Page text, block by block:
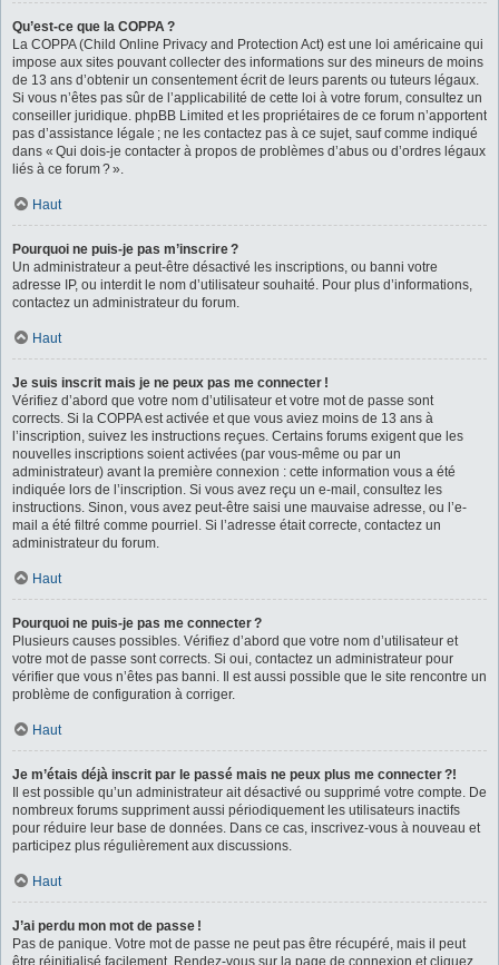
Qu’est-ce que la COPPA ?
La COPPA (Child Online Privacy and Protection Act) est une loi américaine qui
impose aux sites pouvant collecter des informations sur des mineurs de moins
de 13 ans d’obtenir un consentement écrit de leurs parents ou tuteurs légaux.
Si vous n’êtes pas sûr de l’applicabilité de cette loi à votre forum, consultez un
conseiller juridique. phpBB Limited et les propriétaires de ce forum n’apportent
pas d’assistance légale ; ne les contactez pas à ce sujet, sauf comme indiqué
dans « Qui dois-je contacter à propos de problèmes d’abus ou d’ordres légaux
liés à ce forum ? ».
Haut
Pourquoi ne puis-je pas m’inscrire ?
Un administrateur a peut-être désactivé les inscriptions, ou banni votre
adresse IP, ou interdit le nom d’utilisateur souhaité. Pour plus d’informations,
contactez un administrateur du forum.
Haut
Je suis inscrit mais je ne peux pas me connecter !
Vérifiez d’abord que votre nom d’utilisateur et votre mot de passe sont
corrects. Si la COPPA est activée et que vous aviez moins de 13 ans à
l’inscription, suivez les instructions reçues. Certains forums exigent que les
nouvelles inscriptions soient activées (par vous-même ou par un
administrateur) avant la première connexion : cette information vous a été
indiquée lors de l’inscription. Si vous avez reçu un e-mail, consultez les
instructions. Sinon, vous avez peut-être saisi une mauvaise adresse, ou l’e-
mail a été filtré comme pourriel. Si l’adresse était correcte, contactez un
administrateur du forum.
Haut
Pourquoi ne puis-je pas me connecter ?
Plusieurs causes possibles. Vérifiez d’abord que votre nom d’utilisateur et
votre mot de passe sont corrects. Si oui, contactez un administrateur pour
vérifier que vous n’êtes pas banni. Il est aussi possible que le site rencontre un
problème de configuration à corriger.
Haut
Je m’étais déjà inscrit par le passé mais ne peux plus me connecter ?!
Il est possible qu’un administrateur ait désactivé ou supprimé votre compte. De
nombreux forums suppriment aussi périodiquement les utilisateurs inactifs
pour réduire leur base de données. Dans ce cas, inscrivez-vous à nouveau et
participez plus régulièrement aux discussions.
Haut
J’ai perdu mon mot de passe !
Pas de panique. Votre mot de passe ne peut pas être récupéré, mais il peut
être réinitialisé facilement. Rendez-vous sur la page de connexion et cliquez